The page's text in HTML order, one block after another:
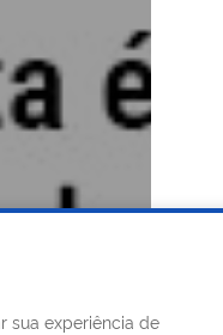
sua experiência de